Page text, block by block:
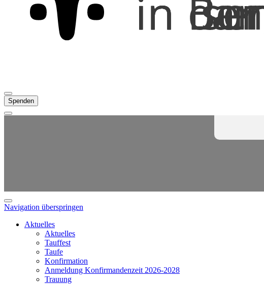
Spenden
Navigation überspringen
Aktuelles
Aktuelles
Tauffest
Taufe
Konfirmation
Anmeldung Konfirmandenzeit 2026-2028
Trauung